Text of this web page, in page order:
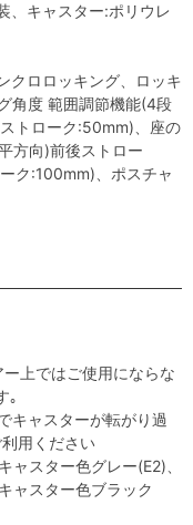
、キャスター:ポリウレ
クロロッキング、ロッキ
角度 範囲調節機能(4段
トローク:50mm)、座の
方向)前後ストロー
ク:100mm)、ポスチャ
上ではご使用にならな
｡
キャスターが転がり過
用ください
スター色グレー(E2)、
ャスター色ブラック